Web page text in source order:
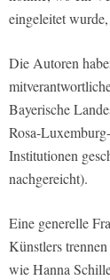
eingeleitet
Die Autoren
Bayerische
Rosa-
Institutionen
nachgereicht).
Eine generelle
Künstlers
wie Hanna